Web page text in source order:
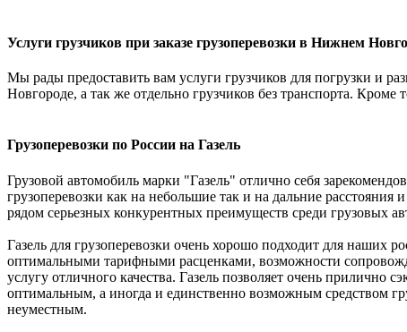
Услуги грузчиков при заказе грузоперевозки в Нижнем
Мы рады предоставить вам услуги грузчиков для погрузки и
Новгороде, а так же отдельно грузчиков без транспорта.
Грузоперевозки по России на Газель
Грузовой автомобиль марки "Газель" отлично себя
грузоперевозки как на небольшие так и на дальние
рядом серьезных конкурентных преимуществ среди грузовых
Газель для грузоперевозки очень хорошо подходит для наших
оптимальными тарифными расценками, возможности
услугу отличного качества. Газель позволяет очень прилично
оптимальным, а иногда и единственно возможным средством
неуместным.